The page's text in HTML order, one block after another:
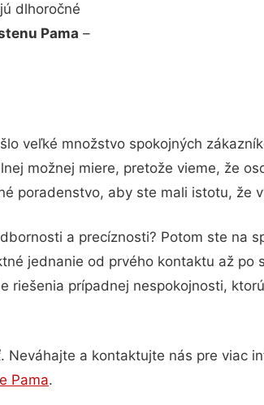
dlhoročné
Pama –
veľké množstvo spokojných
možnej miere, pretože vieme, že
poradenstvo, aby ste mali istotu, že
a precíznosti? Potom ste na
jednanie od prvého kontaktu až po
prípadnej nespokojnosti,
Neváhajte a kontaktujte nás pre viac
Pama.